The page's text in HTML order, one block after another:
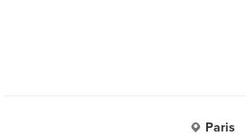
Paris